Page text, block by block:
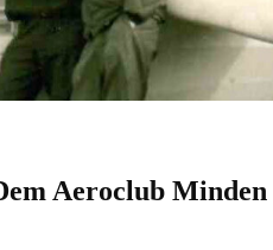
Aeroclub Minden